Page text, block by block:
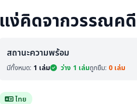
แง่คิดจากวรรณค
สถานะความพร้อม
มีทั้งหมด: 1 เล่ม ว่าง 1 เล่มถูกยืม: 0 เล่ม
ไทย